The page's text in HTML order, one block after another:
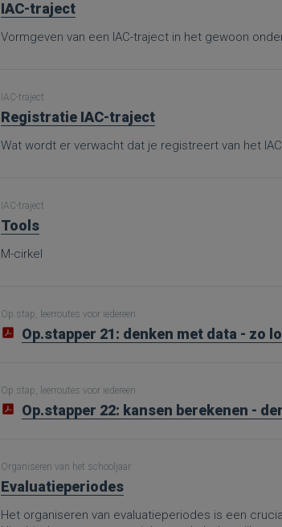
IAC-traject
Vormgeven van een IAC-traject in het gewoon
IAC-traject
Registratie IAC-traject
Wat wordt er verwacht dat je registreert van het
IAC-traject
Tools
M-cirkel
Op.stap, leerroutes voor iedereen
Op.stapper 21: denken met data - zo
Op.stap, leerroutes voor iedereen
Op.stapper 22: kansen berekenen -
Organiseren van het schooljaar
Evaluatieperiodes
Het organiseren van evaluatieperiodes is een